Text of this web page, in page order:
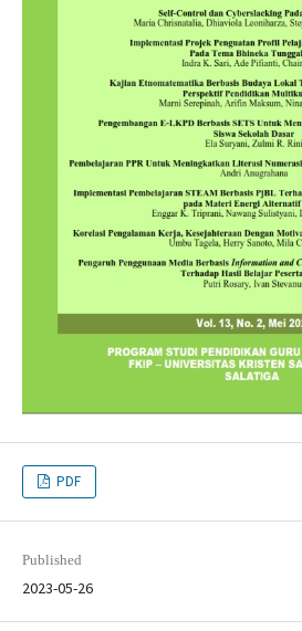
PDF
Published
2023-05-26